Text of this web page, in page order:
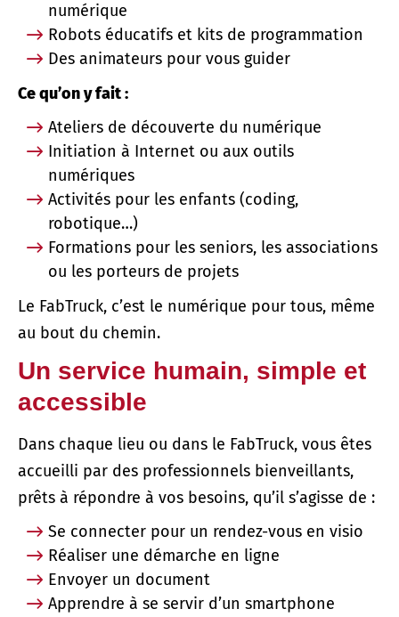
numérique
Robots éducatifs et kits de programmation
Des animateurs pour vous guider
Ce qu’on y fait :
Ateliers de découverte du numérique
Initiation à Internet ou aux outils
numériques
Activités pour les enfants (coding,
robotique…)
Formations pour les seniors, les associations
ou les porteurs de projets
Le FabTruck, c’est le numérique pour tous, même
au bout du chemin.
Un service humain, simple et
accessible
Dans chaque lieu ou dans le FabTruck, vous êtes
accueilli par des professionnels bienveillants,
prêts à répondre à vos besoins, qu’il s’agisse de :
Se connecter pour un rendez-vous en visio
Réaliser une démarche en ligne
Envoyer un document
Apprendre à se servir d’un smartphone